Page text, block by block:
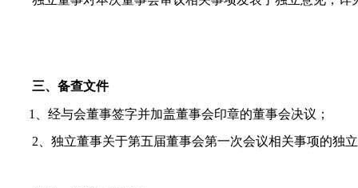
三、备查文件
1 、经与会董事签字并加盖董事会印章的董事会决议；
2 独立董事关于第五届董事会第一次会议相关事项的独